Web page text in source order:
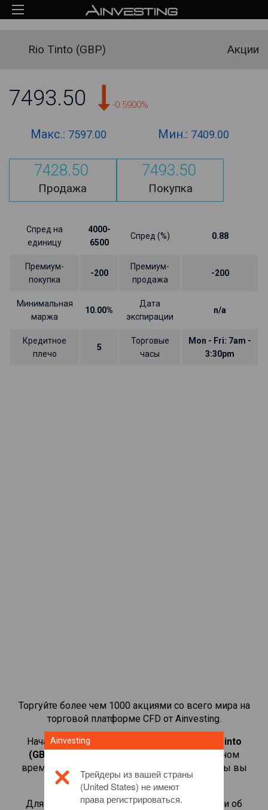
Rio Tinto (GBP) Акции
7493.50 -0.5900%
Макс.: 7597.00 Мин.: 7409.00
7428.50
Продажа
7493.50
Покупка
Спред на
единицу
4000-
6500
Спред (%) 0.88
Премиум-
покупка
-200
Премиум-
продажа
-200
Минимальная
маржа
10.00%
Дата
экспирации
n/a
Кредитное
плечо
5
Торговые
часы
Mon - Fri: 7am -
3:30pm
Торгуйте более чем 1000 акциями со всего мира на
торговой платформе CFD от Ainvesting.
Начать торговать CFD-контрактами на
Rio Tinto
(GBP)
. Просматривайте котировки в реальном
времени и получайте дивиденды, как если бы вы
владели самой акцией.
Для получения дополнительной информации об
Ainvesting
Трейдеры из вашей страны
(United States) не имеют
права регистрироваться.